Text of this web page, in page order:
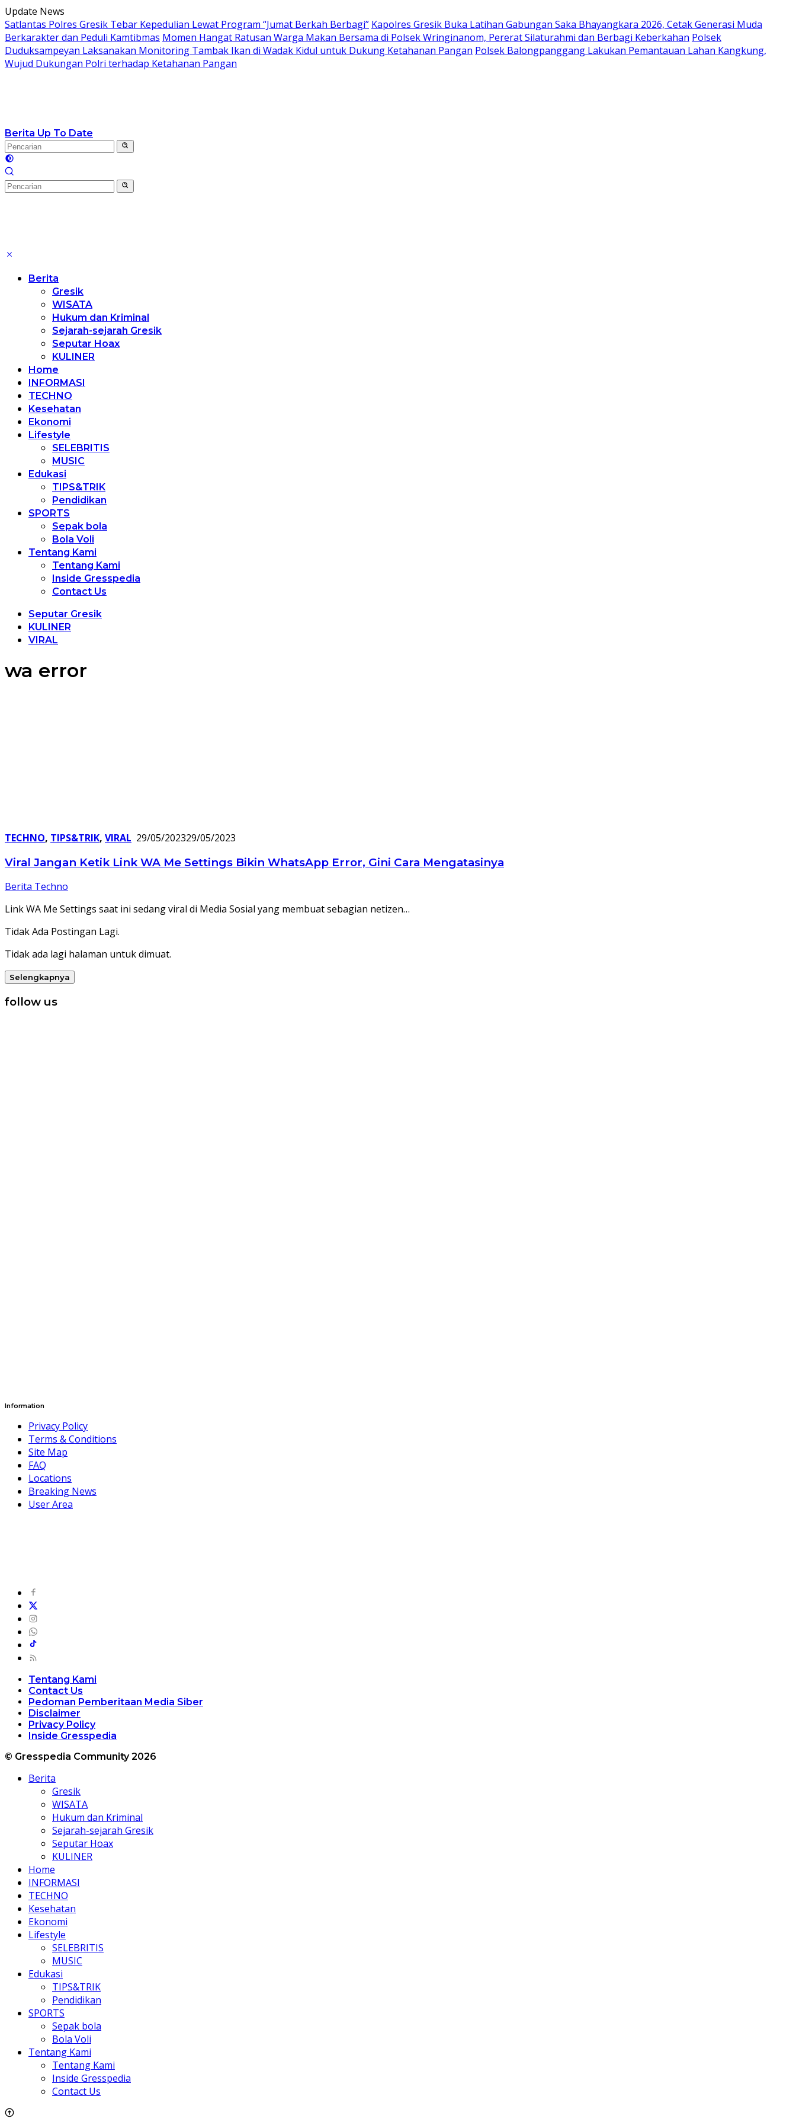
Langsung
ke
konten
Update News
Satlantas Polres Gresik Tebar Kepedulian Lewat Program “Jumat Berkah Berbagi” Kapolres Gresik Buka Latihan Gabungan Saka Bhayangkara 2026, Cetak Generasi Muda
Berkarakter dan Peduli Kamtibmas Momen Hangat Ratusan Warga Makan Bersama di Polsek Wringinanom, Pererat Silaturahmi dan Berbagi Keberkahan Polsek
Duduksampeyan Laksanakan Monitoring Tambak Ikan di Wadak Kidul untuk Dukung Ketahanan Pangan Polsek Balongpanggang Lakukan Pemantauan Lahan Kangkung,
Wujud Dukungan Polri terhadap Ketahanan Pangan
Berita Up To Date
Berita
Gresik
WISATA
Hukum dan Kriminal
Sejarah-sejarah Gresik
Seputar Hoax
KULINER
Home
INFORMASI
TECHNO
Kesehatan
Ekonomi
Lifestyle
SELEBRITIS
MUSIC
Edukasi
TIPS&TRIK
Pendidikan
SPORTS
Sepak bola
Bola Voli
Tentang Kami
Tentang Kami
Inside Gresspedia
Contact Us
Seputar Gresik
KULINER
VIRAL
wa error
TECHNO, TIPS&TRIK, VIRAL 29/05/202329/05/2023
Viral Jangan Ketik Link WA Me Settings Bikin WhatsApp Error, Gini Cara Mengatasinya
Berita Techno
Link WA Me Settings saat ini sedang viral di Media Sosial yang membuat sebagian netizen…
Tidak Ada Postingan Lagi.
Tidak ada lagi halaman untuk dimuat.
Selengkapnya
follow us
Information
Privacy Policy
Terms & Conditions
Site Map
FAQ
Locations
Breaking News
User Area
Tentang Kami
Contact Us
Pedoman Pemberitaan Media Siber
Disclaimer
Privacy Policy
Inside Gresspedia
© Gresspedia Community 2026
Berita
Gresik
WISATA
Hukum dan Kriminal
Sejarah-sejarah Gresik
Seputar Hoax
KULINER
Home
INFORMASI
TECHNO
Kesehatan
Ekonomi
Lifestyle
SELEBRITIS
MUSIC
Edukasi
TIPS&TRIK
Pendidikan
SPORTS
Sepak bola
Bola Voli
Tentang Kami
Tentang Kami
Inside Gresspedia
Contact Us